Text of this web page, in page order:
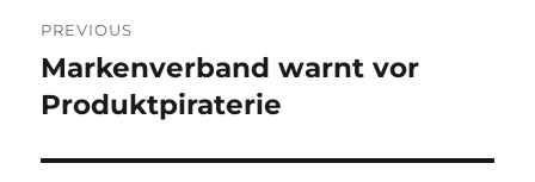
navigation
PREVIOUS
Previous
post:
Markenverband warnt vor
Produktpiraterie